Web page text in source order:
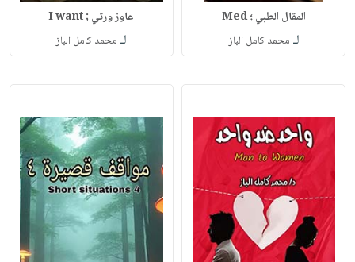
المقال الطبي ؛ Med
لـ محمد كامل الباز
عاوز ورثي ; I want
لـ محمد كامل الباز